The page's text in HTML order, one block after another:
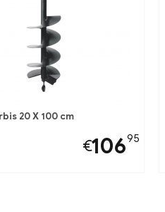
20 X 100 cm
€10695